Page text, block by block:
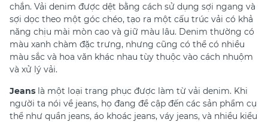
chắn. Vải denim được dệt bằng cách sử dụng sợi ngang và
sợi dọc theo một góc chéo, tạo ra một cấu trúc vải có khả
năng chịu mài mòn cao và giữ màu lâu. Denim thường có
màu xanh chàm đặc trưng, nhưng cũng có thể có nhiều
màu sắc và hoa văn khác nhau tùy thuộc vào cách nhuộm
và xử lý vải.
Jeans là một loại trang phục được làm từ vải denim. Khi
người ta nói về jeans, họ đang đề cập đến các sản phẩm cụ
thể như quần jeans, áo khoác jeans, váy jeans, và nhiều kiểu